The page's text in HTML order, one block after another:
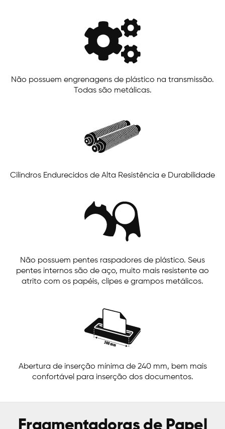
Não possuem engrenagens de plástico na transmissão.
Todas são metálicas.
Cilindros Endurecidos de Alta Resistência e Durabilidade
Não possuem pentes raspadores de plástico. Seus
pentes internos são de aço, muito mais resistente ao
atrito com os papéis, clipes e grampos metálicos.
Abertura de inserção mínima de 240 mm, bem mais
confortável para inserção dos documentos.
Fragmentadoras de Papel